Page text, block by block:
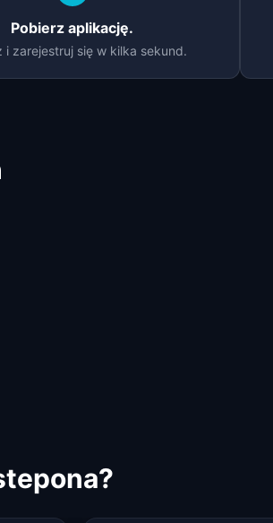
Pobierz aplikację.
i zarejestruj się w kilka sekund.